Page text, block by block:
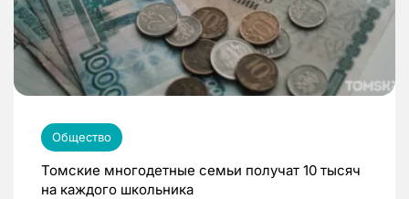
Общество
Томские многодетные семьи получат 10 тысяч
на каждого школьника